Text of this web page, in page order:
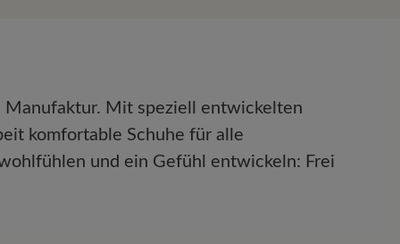
Manufaktur. Mit speziell entwickelten
komfortable Schuhe für alle
und ein Gefühl entwickeln: Frei